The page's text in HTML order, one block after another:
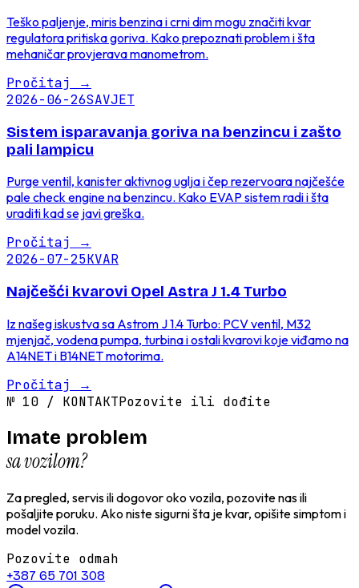
Teško paljenje, miris benzina i crni dim mogu značiti kvar
regulatora pritiska goriva. Kako prepoznati problem i šta
mehaničar provjerava manometrom.
Pročitaj →
2026-06-26SAVJET
Sistem isparavanja goriva na benzincu i zašto
pali lampicu
Purge ventil, kanister aktivnog uglja i čep rezervoara najčešće
pale check engine na benzincu. Kako EVAP sistem radi i šta
uraditi kad se javi greška.
Pročitaj →
2026-07-25KVAR
Najčešći kvarovi Opel Astra J 1.4 Turbo
Iz našeg iskustva sa Astrom J 1.4 Turbo: PCV ventil, M32
mjenjač, vodena pumpa, turbina i ostali kvarovi koje viđamo na
A14NET i B14NET motorima.
Pročitaj →
№ 10 / KONTAKTPozovite ili dođite
Imate problem
sa vozilom?
Za pregled, servis ili dogovor oko vozila, pozovite nas ili
pošaljite poruku. Ako niste sigurni šta je kvar, opišite simptom i
model vozila.
Pozovite odmah
+387 65 701 308